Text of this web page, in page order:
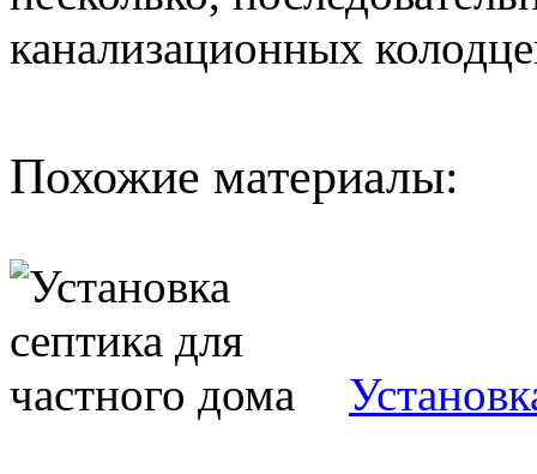
канализационных
Похожие материалы: